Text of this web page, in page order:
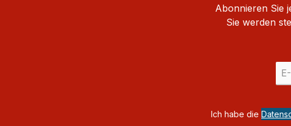
Abonnieren Sie
Sie werden
Ich habe die